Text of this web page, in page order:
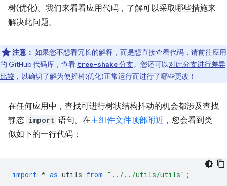
树(优化)。我们来看看应用代码，了解可以采取哪些措施来
解决此问题。
注意： 如果您不想看冗长的解释，而是想直接查看代码，请前往应用
的 GitHub 代码库，查看 tree-shake分支。您还可以对此分支进行差异
比较 ，以确切了解为使摇树(优化)正常运行而进行了哪些更改！
在任何应用中，查找可进行树状结构抖动的机会都涉及查找
静态 import 语句。在主组件文件顶部附近 ，您会看到类
似如下的一行代码：
import * as utils from "../../utils/utils" ;